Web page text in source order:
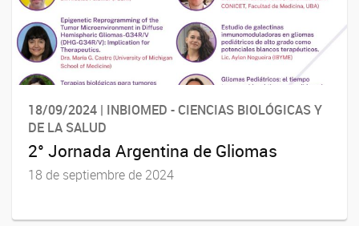
18/09/2024 | INBIOMED - CIENCIAS BIOLÓGICAS Y
DE LA SALUD
2° Jornada Argentina de Gliomas
18 de septiembre de 2024